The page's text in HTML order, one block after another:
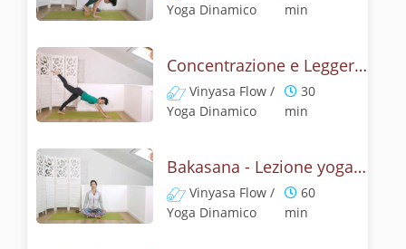
Yoga Dinamico
min
Concentrazione e Leggerezza con la posizione del Corvo
Vinyasa Flow /
Yoga Dinamico
30
min
Bakasana - Lezione yoga con la mitologia della posizione del corvo
Vinyasa Flow /
Yoga Dinamico
60
min